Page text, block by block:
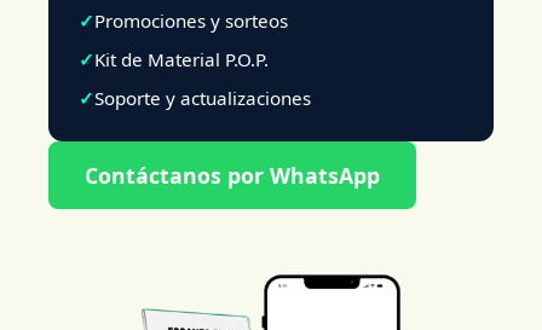
Promociones y sorteos
Kit de Material P.O.P.
Soporte y actualizaciones
Contáctanos por WhatsApp